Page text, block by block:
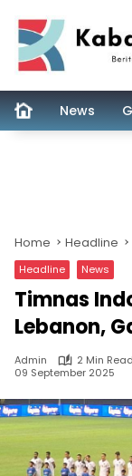
content
News
Home Headline
Headline News
Timnas
Lebanon,
Admin
2 Min Read
09 September 2025